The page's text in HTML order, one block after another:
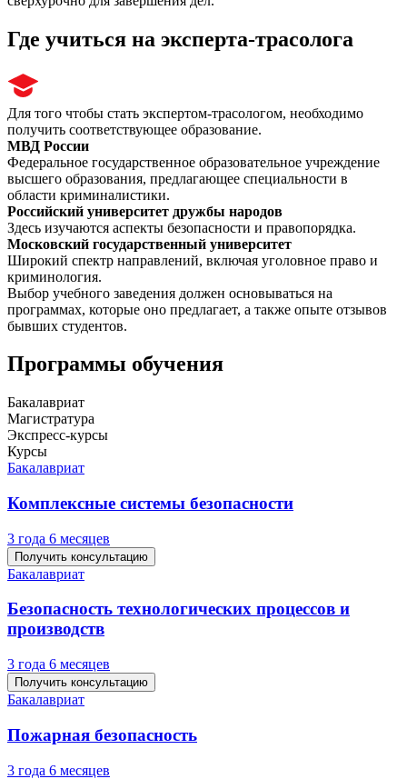
Где учиться на эксперта-трасолога
Для того чтобы стать экспертом-трасологом, необходимо
получить соответствующее образование.
МВД России
Федеральное государственное образовательное учреждение
высшего образования, предлагающее специальности в
области криминалистики.
Российский университет дружбы народов
Здесь изучаются аспекты безопасности и правопорядка.
Московский государственный университет
Широкий спектр направлений, включая уголовное право и
криминология.
Выбор учебного заведения должен основываться на
программах, которые оно предлагает, а также опыте отзывов
бывших студентов.
Программы обучения
Бакалавриат
Магистратура
Экспресс-курсы
Курсы
Бакалавриат
Комплексные системы безопасности
3 года 6 месяцев
Получить консультацию
Бакалавриат
Безопасность технологических процессов и
производств
3 года 6 месяцев
Получить консультацию
Бакалавриат
Пожарная безопасность
3 года 6 месяцев